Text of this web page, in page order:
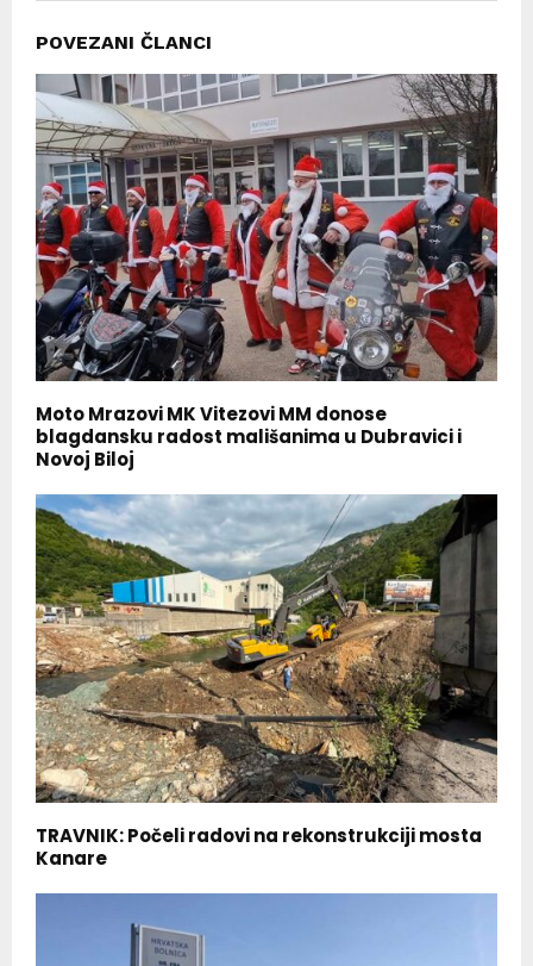
POVEZANI ČLANCI
Moto Mrazovi MK Vitezovi MM donose
blagdansku radost mališanima u Dubravici i
Novoj Biloj
TRAVNIK: Počeli radovi na rekonstrukciji mosta
Kanare